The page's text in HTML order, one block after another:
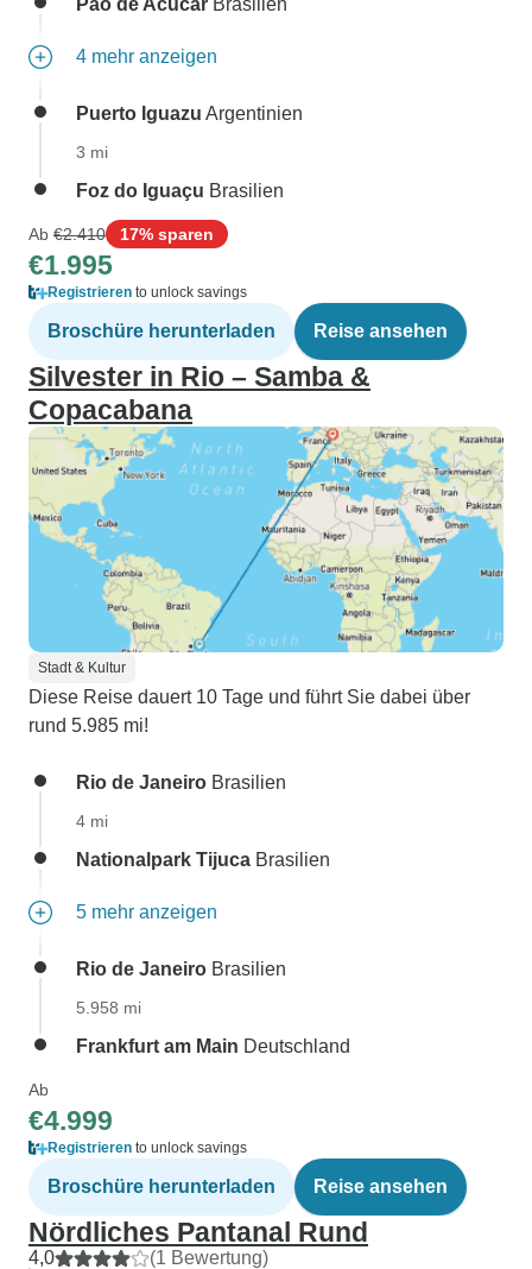
Pao de Acucar Brasilien
4 mehr anzeigen
Puerto Iguazu Argentinien
3 mi
Foz do Iguaçu Brasilien
Ab €2.410 17% sparen
€1.995
Registrieren to unlock savings
Broschüre herunterladen Reise ansehen
Silvester in Rio – Samba &
Copacabana
Stadt & Kultur
Diese Reise dauert 10 Tage und führt Sie dabei über
rund 5.985 mi!
Rio de Janeiro Brasilien
4 mi
Nationalpark Tijuca Brasilien
5 mehr anzeigen
Rio de Janeiro Brasilien
5.958 mi
Frankfurt am Main Deutschland
Ab
€4.999
Registrieren to unlock savings
Broschüre herunterladen Reise ansehen
Nördliches Pantanal Rund
4,0 (1 Bewertung)